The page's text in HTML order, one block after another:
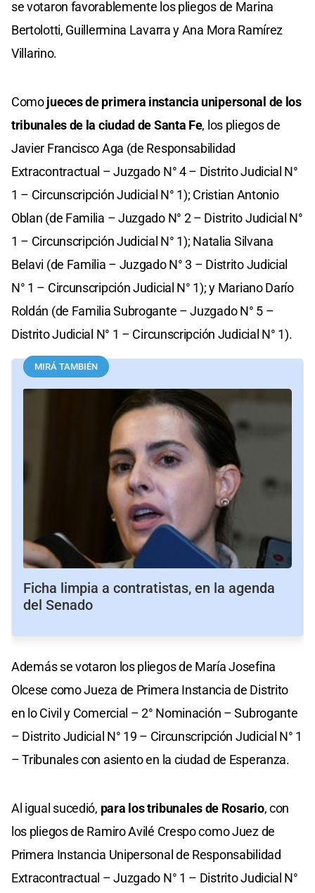
se votaron favorablemente los pliegos de Marina
Bertolotti, Guillermina Lavarra y Ana Mora Ramírez
Villarino.
Comojueces de primera instancia unipersonal de los
tribunales de la ciudad de Santa Fe, los pliegos de
Javier Francisco Aga (de Responsabilidad
Extracontractual – Juzgado N° 4 – Distrito Judicial N°
1 – Circunscripción Judicial N° 1); Cristian Antonio
Oblan (de Familia – Juzgado N° 2 – Distrito Judicial N°
1 – Circunscripción Judicial N° 1); Natalia Silvana
Belavi (de Familia – Juzgado N° 3 – Distrito Judicial
N° 1 – Circunscripción Judicial N° 1); y Mariano Darío
Roldán (de Familia Subrogante – Juzgado N° 5 –
Distrito Judicial N° 1 – Circunscripción Judicial N° 1).
MIRÁ TAMBIÉN
Ficha limpia a contratistas, en la agenda
del Senado
Además se votaron los pliegos de María Josefina
Olcese como Jueza de Primera Instancia de Distrito
en lo Civil y Comercial – 2° Nominación – Subrogante
– Distrito Judicial N° 19 – Circunscripción Judicial N° 1
– Tribunales con asiento en la ciudad de Esperanza.
Al igual sucedió, para los tribunales de Rosario, con
los pliegos de Ramiro Avilé Crespo como Juez de
Primera Instancia Unipersonal de Responsabilidad
Extracontractual – Juzgado N° 1 – Distrito Judicial N°